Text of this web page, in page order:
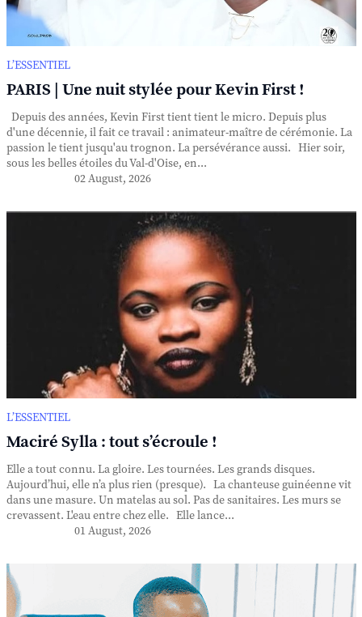
L’ESSENTIEL
PARIS | Une nuit stylée pour Kevin First !
Depuis des années, Kevin First tient tient le micro. Depuis plus
d'une décennie, il fait ce travail : animateur-maître de cérémonie. La
passion le tient jusqu'au trognon. La persévérance aussi. Hier soir,
sous les belles étoiles du Val-d'Oise, en...
02 August, 2026
L’ESSENTIEL
Maciré Sylla : tout s’écroule !
Elle a tout connu. La gloire. Les tournées. Les grands disques.
Aujourd’hui, elle n’a plus rien (presque). La chanteuse guinéenne vit
dans une masure. Un matelas au sol. Pas de sanitaires. Les murs se
crevassent. L'eau entre chez elle. Elle lance...
01 August, 2026